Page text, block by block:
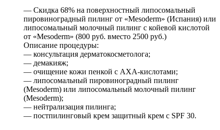
— Скидка 68% на поверхностный липосомальный
пировиноградный пилинг от «Mesoderm» (Испания) или
липосомальный молочный пилинг с койевой кислотой
от «Mesoderm» (800 руб. вместо 2500 руб.)
Описание процедуры:
— консультация дерматокосметолога;
— демакияж;
— очищение кожи пенкой с AXA-кислотами;
— липосомальный пировиноградный пилинг
(Mesoderm) или липосомальный молочный пилинг
(Mesoderm);
— нейтрализация пилинга;
— постпилинговый крем защитный крем с SPF 30.